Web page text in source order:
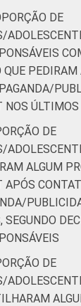
DE
QUE
NOS
DE
ALGUM
APÓS
SEGUNDO
DE